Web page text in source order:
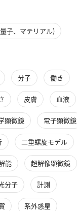
子、マテリアル)
分子 働き
皮膚 血液
顕微鏡 電子顕微鏡
二重螺旋モデル
能 超解像顕微鏡
分子 計測
系外惑星